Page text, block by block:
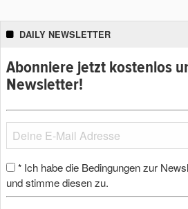
DAILY NEWSLETTER
Abonniere jetzt kostenlos
Newsletter!
* Ich habe die Bedingungen zur
und stimme diesen zu.